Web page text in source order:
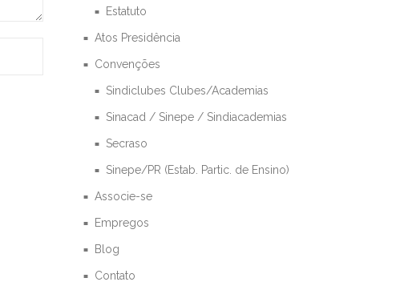
Estatuto
Atos Presidência
Convenções
Sindiclubes Clubes/Academias
Sinacad / Sinepe / Sindiacademias
Secraso
Sinepe/PR (Estab. Partic. de Ensino)
Associe-se
Empregos
Blog
Contato